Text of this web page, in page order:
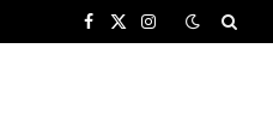
Facebook
X
Instagram